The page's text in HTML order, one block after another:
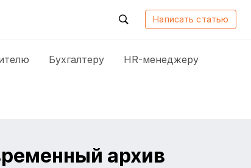
Написать статью
Бухгалтеру HR-менеджеру
архив